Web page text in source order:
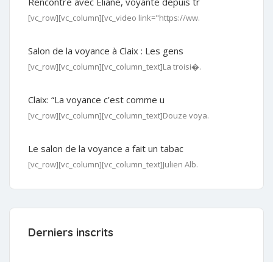
[vc_row][vc_column][vc_video link="https://ww.
Salon de la voyance à Claix : Les gens
[vc_row][vc_column][vc_column_text]La troisi�.
Claix: “La voyance c’est comme u
[vc_row][vc_column][vc_column_text]Douze voya.
Le salon de la voyance a fait un tabac
[vc_row][vc_column][vc_column_text]Julien Alb.
Derniers inscrits